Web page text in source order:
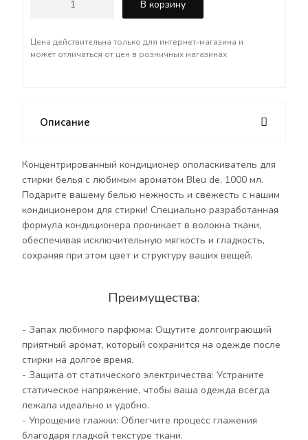
Преимущества:
- Запах любимого парфюма: Ощутите
Устраните статическое напряжение, чтобы ваша
глажения благодаря гладкой текстуре ткани.
- Удобство использования: Легко добавляется в
стиральную машину на этапе полоскания.
Подходит как для деликатных тканей, так и для
повседневной одежды. Наслаждайтесь заботой о
вашем белье с нашим кондиционером и делайте
Продукция создана с использованием
высококачественных компонентов премиального
качества.
Присутствуют ноты: цитрусовый аромат, ветивер,
розовый перец, кедр, грейпфрут, древесный,
сандал, имбирь, ладан.
В корзину
Цена действительна только для интернет-магазина и
может отличаться от цен в розничных магазинах
Описание
Концентрированный кондиционер ополаскиватель для
стирки белья с любимым ароматом Bleu de, 1000 мл.
Подарите вашему белью нежность и свежесть с нашим
кондиционером для стирки! Специально разработанная
формула кондиционера проникает в волокна ткани,
обеспечивая исключительную мягкость и гладкость,
сохраняя при этом цвет и структуру ваших вещей.
Преимущества:
- Запах любимого парфюма: Ощутите долгоиграющий
приятный аромат, который сохранится на одежде после
стирки на долгое время.
- Защита от статического электричества: Устраните
статическое напряжение, чтобы ваша одежда всегда
лежала идеально и удобно.
- Упрощение глажки: Облегчите процесс глажения
благодаря гладкой текстуре ткани.